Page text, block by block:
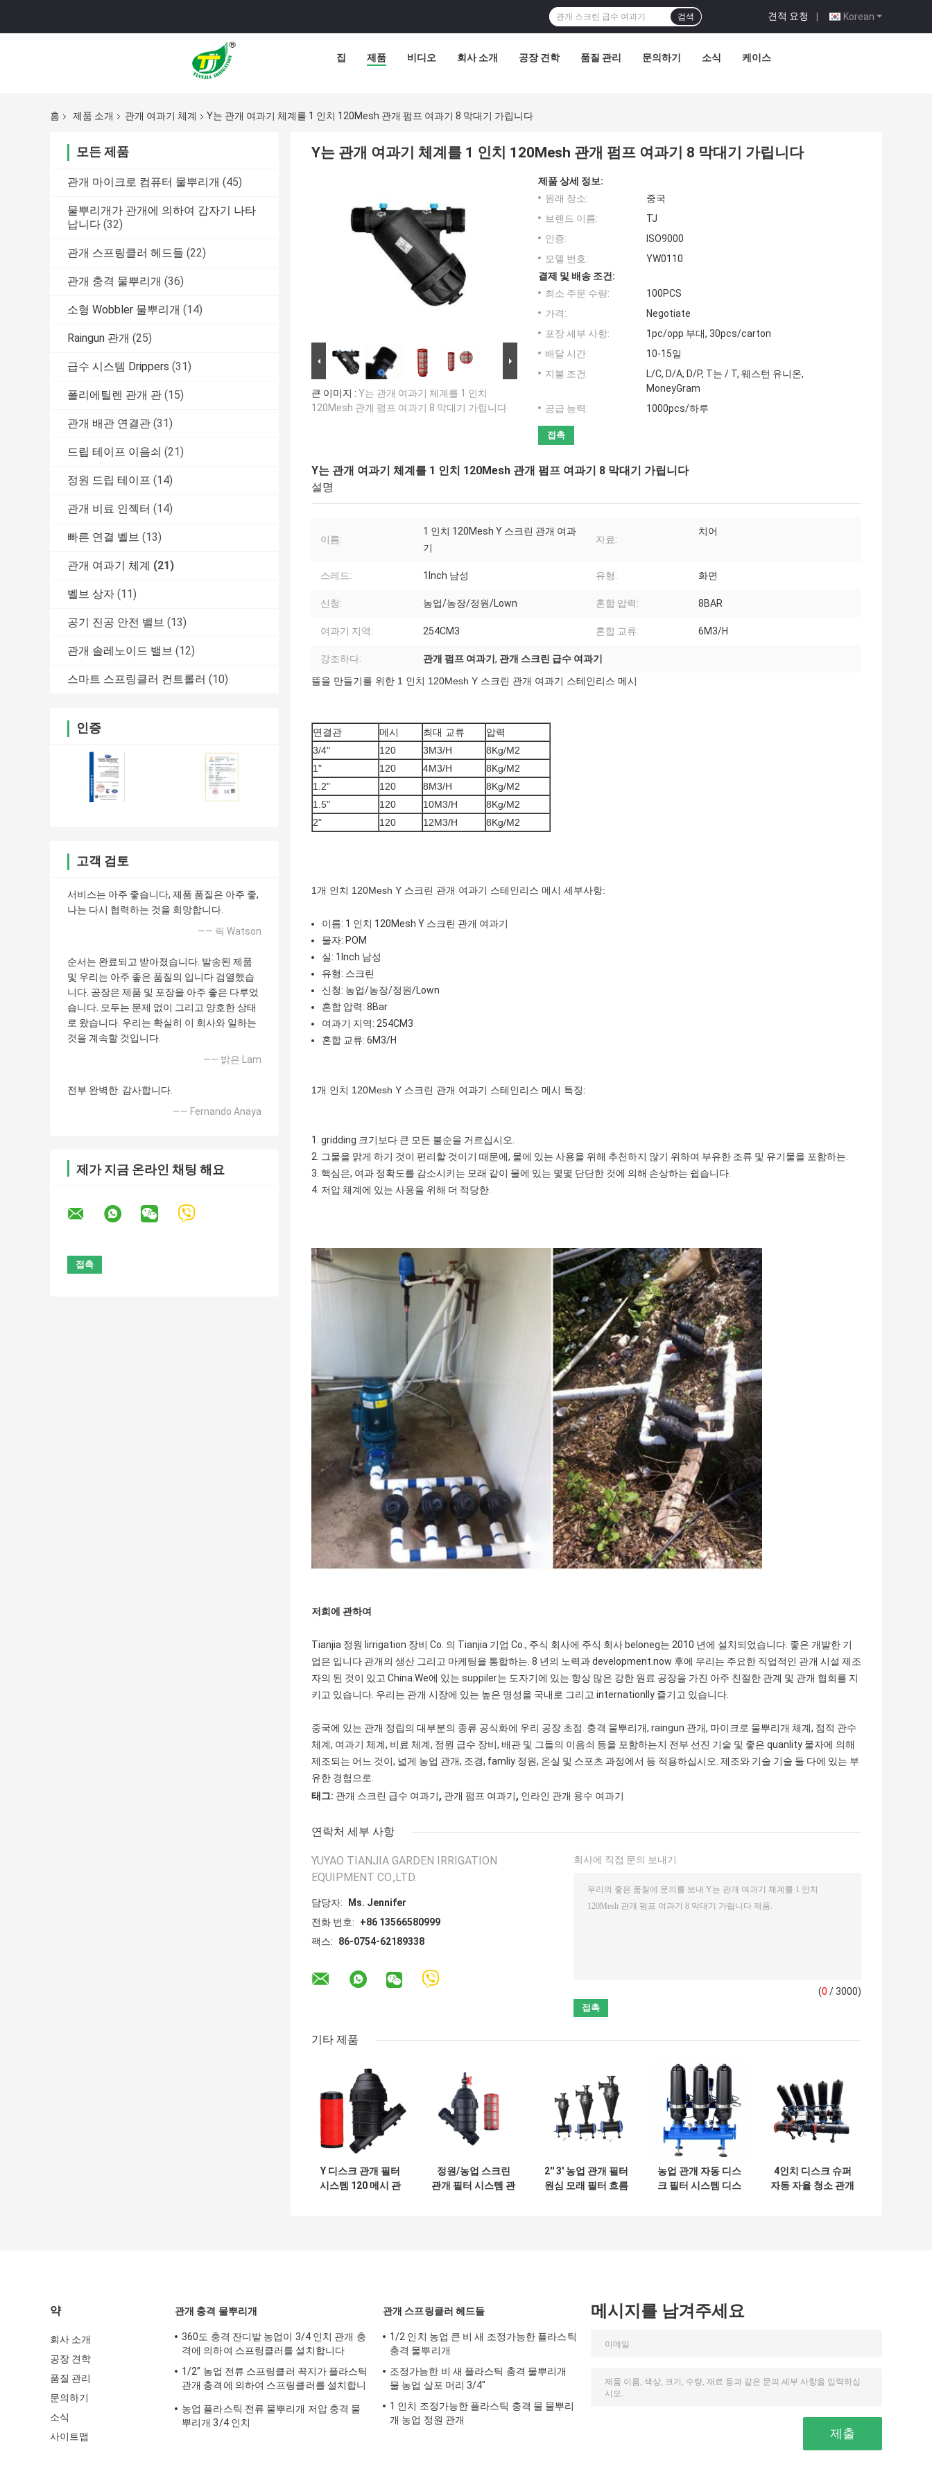
Korean
견적 요청 |
검색
집 제품 비디오 회사 소개 공장 견학 품질 관리 문의하기 소식 케이스
홈 제품 소개 관개 여과기 체계 Y는 관개 여과기 체계를 1 인치 120Mesh 관개 펌프 여과기 8 막대기 가립니다
모든 제품
관개 마이크로 컴퓨터 물뿌리개 (45)
물뿌리개가 관개에 의하여 갑자기 나타
납니다 (32)
관개 스프링클러 헤드들 (22)
관개 충격 물뿌리개 (36)
소형 Wobbler 물뿌리개 (14)
Raingun 관개 (25)
급수 시스템 Drippers (31)
폴리에틸렌 관개 관 (15)
관개 배관 연결관 (31)
드립 테이프 이음쇠 (21)
정원 드립 테이프 (14)
관개 비료 인젝터 (14)
빠른 연결 벨브 (13)
관개 여과기 체계 (21)
벨브 상자 (11)
공기 진공 안전 밸브 (13)
관개 솔레노이드 밸브 (12)
스마트 스프링클러 컨트롤러 (10)
인증
고객 검토
서비스는 아주 좋습니다, 제품 품질은 아주 좋,
나는 다시 협력하는 것을 희망합니다.
—— 릭 Watson
순서는 완료되고 받아졌습니다. 발송된 제품
및 우리는 아주 좋은 품질의 입니다 검열했습
니다. 공장은 제품 및 포장을 아주 좋은 다루었
습니다. 모두는 문제 없이 그리고 양호한 상태
로 왔습니다. 우리는 확실히 이 회사와 일하는
것을 계속할 것입니다.
—— 밝은 Lam
전부 완벽한. 감사합니다.
—— Fernando Anaya
제가 지금 온라인 채팅 해요
Y는 관개 여과기 체계를 1 인치 120Mesh 관개 펌프 여과기 8 막대기 가립니다
큰 이미지 : Y는 관개 여과기 체계를 1 인치
120Mesh 관개 펌프 여과기 8 막대기 가립니다
제품 상세 정보:
원래 장소:
중국
브랜드 이름:
TJ
인증:
ISO9000
모델 번호:
YW0110
결제 및 배송 조건:
최소 주문 수량:
100PCS
가격:
Negotiate
포장 세부 사항:
1pc/opp 부대, 30pcs/carton
배달 시간:
10-15일
지불 조건:
L/C, D/A, D/P, T는 / T, 웨스턴 유니온,
MoneyGram
공급 능력:
1000pcs/하루
접촉
Y는 관개 여과기 체계를 1 인치 120Mesh 관개 펌프 여과기 8 막대기 가립니다
설명
이름:
1 인치 120Mesh Y 스크린 관개 여과
기
자료:
치어
스레드: 1Inch 남성 유형: 화면
신청: 농업/농장/정원/Lown 혼합 압력: 8BAR
여과기 지역: 254CM3 혼합 교류: 6M3/H
강조하다: 관개 펌프 여과기 , 관개 스크린 급수 여과기
뜰을 만들기를 위한 1 인치 120Mesh Y 스크린 관개 여과기 스테인리스 메시
연결관 메시 최대 교류
압력
3/4"
120 3M3/H
8Kg/M2
1"
120 4M3/H
8Kg/M2
1.2"
120 8M3/H
8Kg/M2
1.5"
120 10M3/H
8Kg/M2
2"
120 12M3/H 8Kg/M2
1개 인치 120Mesh Y 스크린 관개 여과기 스테인리스 메시 세부사항:
이름: 1 인치 120Mesh Y 스크린 관개 여과기
물자: POM
실: 1Inch 남성
유형: 스크린
신청: 농업/농장/정원/Lown
혼합 압력: 8Bar
여과기 지역: 254CM3
혼합 교류: 6M3/H
1개 인치 120Mesh Y 스크린 관개 여과기 스테인리스 메시 특징:
1. gridding 크기보다 큰 모든 불순을 거르십시오.
2. 그물을 맑게 하기 것이 편리할 것이기 때문에, 물에 있는 사용을 위해 추천하지 않기 위하여 부유한 조류 및 유기물을 포함하는.
3. 핵심은, 여과 정확도를 감소시키는 모래 같이 물에 있는 몇몇 단단한 것에 의해 손상하는 쉽습니다.
4. 저압 체계에 있는 사용을 위해 더 적당한.
저희에 관하여
Tianjia 정원 Iirrigation 장비 Co. 의 Tianjia 기업 Co., 주식 회사에 주식 회사 beloneg는 2010 년에 설치되었습니다. 좋은 개발한 기
업은 입니다 관개의 생산 그리고 마케팅을 통합하는. 8 년의 노력과 development.now 후에 우리는 주요한 직업적인 관개 시설 제조
자의 된 것이 있고 China.We에 있는 suppiler는 도자기에 있는 항상 많은 강한 원료 공장을 가진 아주 친절한 관계 및 관개 협회를 지
키고 있습니다. 우리는 관개 시장에 있는 높은 명성을 국내로 그리고 internationlly 즐기고 있습니다.
중국에 있는 관개 정립의 대부분의 종류 공식화에 우리 공장 초점. 충격 물뿌리개, raingun 관개, 마이크로 물뿌리개 체계, 점적 관수
체계, 여과기 체계, 비료 체계, 정원 급수 장비, 배관 및 그들의 이음쇠 등을 포함하는지 전부 선진 기술 및 좋은 quanlity 물자에 의해
제조되는 어느 것이, 넓게 농업 관개, 조경, famliy 정원, 온실 및 스포츠 과정에서 등 적용하십시오. 제조와 기술 기술 둘 다에 있는 부
유한 경험으로.
태그: 관개 스크린 급수 여과기, 관개 펌프 여과기, 인라인 관개 용수 여과기
연락처 세부 사항
YUYAO TIANJIA GARDEN IRRIGATION
EQUIPMENT CO.,LTD.
담당자:
Ms. Jennifer
전화 번호:
+86 13566580999
팩스:
86-0754-62189338
회사에 직접 문의 보내기
(0 / 3000)
기타 제품
Y 디스크 관개 필터
시스템 120 메시 관
정원/농업 스크린
관개 필터 시스템 관
2'' 3' 농업 관개 필터
원심 모래 필터 흐름
농업 관개 자동 디스
크 필터 시스템 디스
4인치 디스크 슈퍼
자동 자율 청소 관개
약
회사 소개
공장 견학
품질 관리
문의하기
소식
사이트맵
관개 충격 물뿌리개
360도 충격 잔디밭 농업이 3/4 인치 관개 충
격에 의하여 스프링클러를 설치합니다
1/2” 농업 전류 스프링클러 꼭지가 플라스틱
관개 충격에 의하여 스프링클러를 설치합니
농업 플라스틱 전류 물뿌리개 저압 충격 물
뿌리개 3/4 인치
관개 스프링클러 헤드들
1/2 인치 농업 큰 비 새 조정가능한 플라스틱
충격 물뿌리개
조정가능한 비 새 플라스틱 충격 물뿌리개
물 농업 살포 머리 3/4"
1 인치 조정가능한 플라스틱 충격 물 물뿌리
개 농업 정원 관개
메시지를 남겨주세요